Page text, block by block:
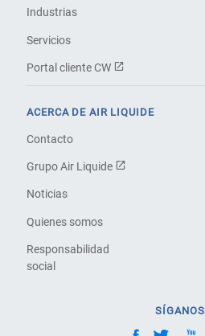
Industrias
Servicios
Portal cliente CW
ACERCA DE AIR LIQUIDE
Contacto
Grupo Air Liquide
Noticias
Quienes somos
Responsabilidad
social
SÍGANOS